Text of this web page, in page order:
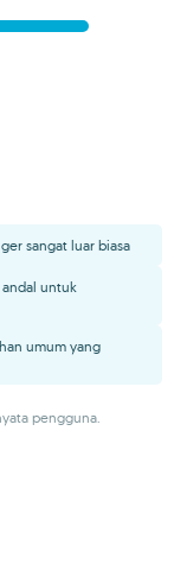
sangat luar biasa
andal untuk
umum yang
pengguna.